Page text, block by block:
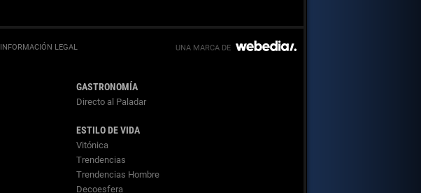
INFORMACIÓN LEGAL
GASTRONOMÍA
Directo al Paladar
ESTILO DE VIDA
Vitónica
Trendencias
Trendencias Hombre
Decoesfera